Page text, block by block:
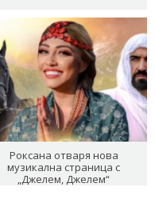
Роксана отваря нова
музикална страница с
„Джелем, Джелем“